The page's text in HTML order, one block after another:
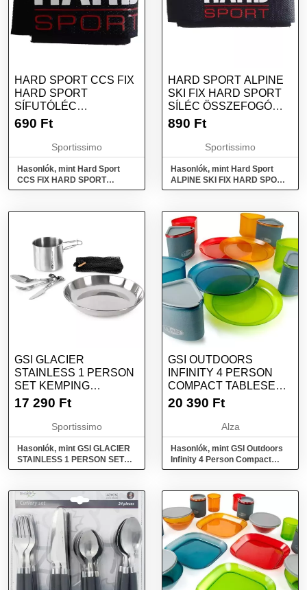
HARD SPORT CCS FIX
HARD SPORT
SÍFUTÓLÉC
ÖSSZEFOGÓ PÁNT,
690 Ft
Sportissimo
Hasonlók, mint Hard Sport
CCS FIX HARD SPORT
Sífutóléc összefogó pánt,
HARD SPORT ALPINE
SKI FIX HARD SPORT
SÍLÉC ÖSSZEFOGÓ
PÁNT, FEKETE, MÉRET
890 Ft
Sportissimo
Hasonlók, mint Hard Sport
ALPINE SKI FIX HARD SPORT
Síléc összefogó pánt, fekete,
GSI GLACIER
STAINLESS 1 PERSON
SET KEMPING
EDÉNYEK, EZÜST,
17 290 Ft
Sportissimo
Hasonlók, mint GSI GLACIER
STAINLESS 1 PERSON SET
Kemping edények, ezüst,
GSI OUTDOORS
INFINITY 4 PERSON
COMPACT TABLESET
MULTICOLOR
20 390 Ft
Alza
Hasonlók, mint GSI Outdoors
Infinity 4 Person Compact
Tableset Multicolor